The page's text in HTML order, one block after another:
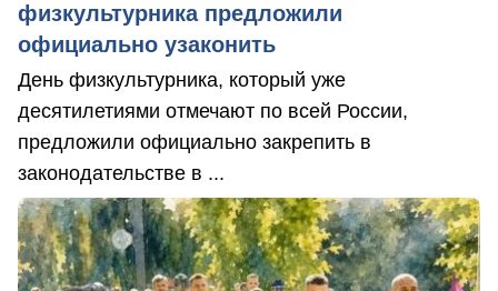
физкультурника предложили
официально узаконить
День физкультурника, который уже
десятилетиями отмечают по всей России,
предложили официально закрепить в
законодательстве в ...